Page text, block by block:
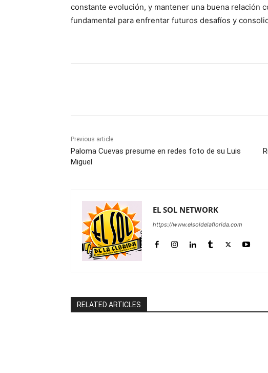
constante evolución, y mantener una buena relación
fundamental para enfrentar futuros desafíos y
Previous article
Paloma Cuevas presume en redes foto de su Luis
Miguel
EL SOL NETWORK
https://www.elsoldelaflorida.com
RELATED ARTICLES